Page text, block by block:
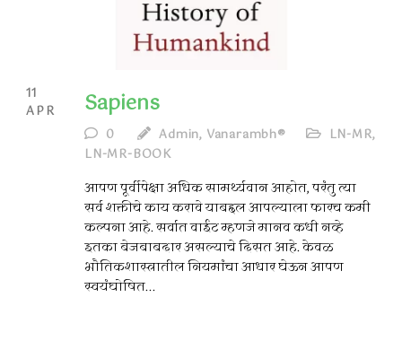
11
APR
Sapiens
0 Admin, Vanarambh® LN-MR,
LN-MR-BOOK
आपण पूर्वीपेक्षा अधिक सामर्थ्यवान आहोत, परंतु त्या
सर्व शक्तीचे काय करावे याबद्दल आपल्याला फारच कमी
कल्पना आहे. सर्वात वाईट म्हणजे मानव कधी नव्हे
इतका बेजबाबदार असल्याचे दिसत आहे. केवळ
भौतिकशास्त्रातील नियमांचा आधार घेऊन आपण
स्वयंघोषित...